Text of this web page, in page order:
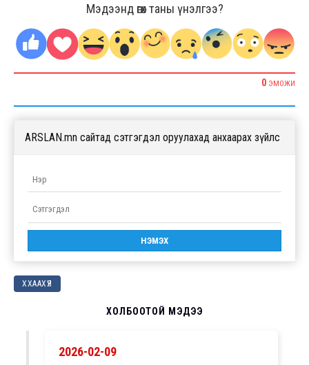
Мэдээнд өгөх таны үнэлгээ?
0 ЭМОЖИ
ARSLAN.mn сайтад сэтгэгдэл оруулахад анхаарах зүйлс
ХХААХҮЯ
ХОЛБООТОЙ МЭДЭЭ
2026-02-09